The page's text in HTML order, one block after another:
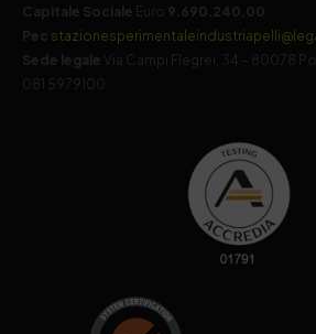
Capitale Sociale Euro 9.690.240,00
Pec
Sede legale
Via Campi Flegrei, 34 – 80078
081 5979100